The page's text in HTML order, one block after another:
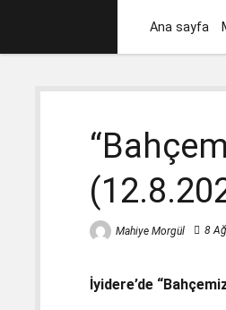
Ana sayfa
Mahiye Morgül 8
İyidere’de “